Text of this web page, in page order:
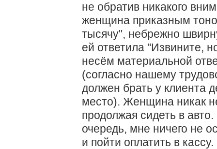
не обратив никакого
женщина приказным
тысячу", небрежно
ей ответила "Извините,
несём материальной
(согласно нашему
должен брать у клиента
место). Женщина никак
продолжая сидеть в
очередь, мне ничего не
и пойти оплатить в